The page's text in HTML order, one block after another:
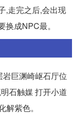
,走完之后,会出现
成NPC最。
巨渊崎岖石厅位
石触媒 打开小道
紫色。